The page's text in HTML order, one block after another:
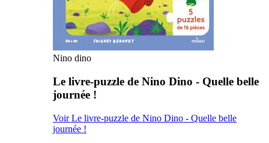
Nino dino
Le livre-puzzle de Nino Dino - Quelle belle
journée !
Voir Le livre-puzzle de Nino Dino - Quelle belle
journée !